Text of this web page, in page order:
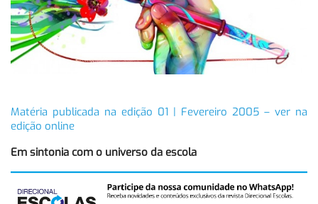
Matéria publicada na edição 01 | Fevereiro 2005 – ver na
edição online
Em sintonia com o universo da escola